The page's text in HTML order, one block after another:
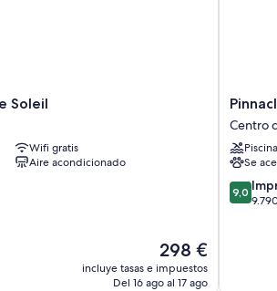
muebles diferentes cuentan con comodidades
detalles adicionales, como cajas fuertes con
y espacios para trabajar con ordenador
especialmente la limpieza de las
de los que disfrutarás en todas las
de higiene personal de diseño y secadores de
Soleil
Wifi gratis
Aire acondicionado
El
precio
actual
298 €
incluye tasas e impuestos
Del 16 ago al 17 ago
Pinnacle
Hotel
Centro
de
Centro
Piscina
Se
9.0
sobre
9,0